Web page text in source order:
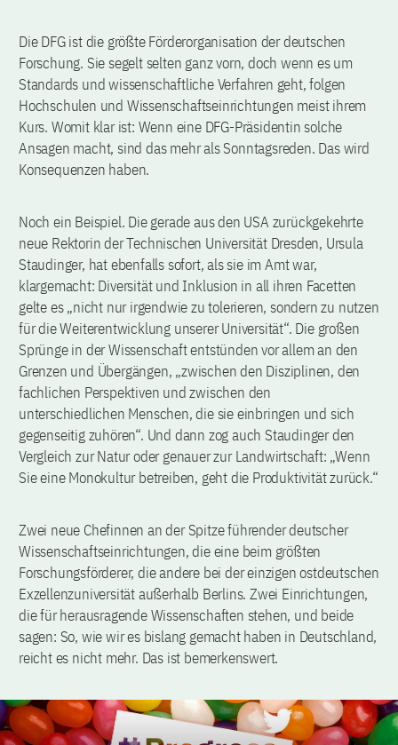
Die DFG ist die größte Förderorganisation der deutschen
Forschung. Sie segelt selten ganz vorn, doch wenn es um
Standards und wissenschaftliche Verfahren geht, folgen
Hochschulen und Wissenschaftseinrichtungen meist ihrem
Kurs. Womit klar ist: Wenn eine DFG-Präsidentin solche
Ansagen macht, sind das mehr als Sonntagsreden. Das wird
Konsequenzen haben.
Noch ein Beispiel. Die gerade aus den USA zurückgekehrte
neue Rektorin der Technischen Universität Dresden, Ursula
Staudinger, hat ebenfalls sofort, als sie im Amt war,
klargemacht: Diversität und Inklusion in all ihren Facetten
gelte es „nicht nur irgendwie zu tolerieren, sondern zu nutzen
für die Weiterentwicklung unserer Universität“. Die großen
Sprünge in der Wissenschaft entstünden vor allem an den
Grenzen und Übergängen, „zwischen den Disziplinen, den
fachlichen Perspektiven und zwischen den
unterschiedlichen Menschen, die sie einbringen und sich
gegenseitig zuhören“. Und dann zog auch Staudinger den
Vergleich zur Natur oder genauer zur Landwirtschaft: „Wenn
Sie eine Monokultur betreiben, geht die Produktivität zurück.“
Zwei neue Chefinnen an der Spitze führender deutscher
Wissenschaftseinrichtungen, die eine beim größten
Forschungsförderer, die andere bei der einzigen ostdeutschen
Exzellenzuniversität außerhalb Berlins. Zwei Einrichtungen,
die für herausragende Wissenschaften stehen, und beide
sagen: So, wie wir es bislang gemacht haben in Deutschland,
reicht es nicht mehr. Das ist bemerkenswert.